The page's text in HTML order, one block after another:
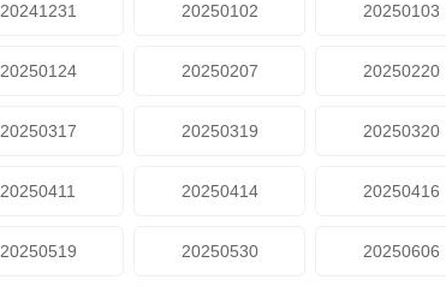
20241231 20250102 20250103
20250124 20250207 20250220
20250317 20250319 20250320
20250411 20250414 20250416
20250519 20250530 20250606